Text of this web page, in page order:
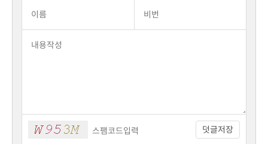
덧글저장